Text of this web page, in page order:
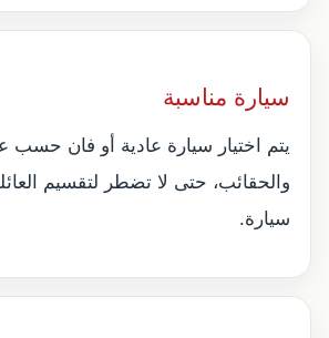
سيارة مناسبة
يتم اختيار سيارة عادية أو فان
والحقائب، حتى لا تضطر لتقسيم
سيارة.